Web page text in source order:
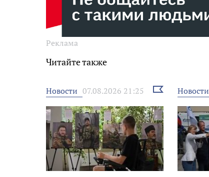
Реклама
Читайте также
Новости 07.08.2026 21:25
Выбрать
новость
Новости